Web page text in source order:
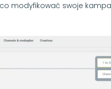
modyfikować swoje